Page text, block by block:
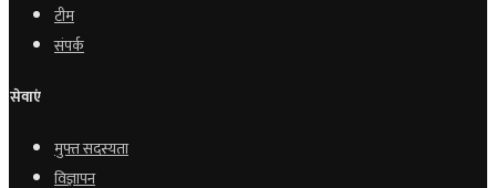
टीम
संपर्क
सेवाएं
मुफ्त सदस्यता
विज्ञापन